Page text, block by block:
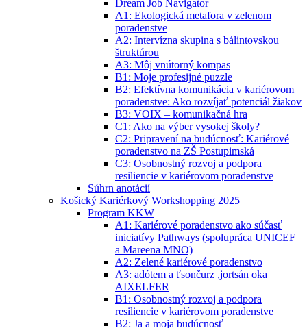
Dream Job Navigator
A1: Ekologická metafora v zelenom
poradenstve
A2: Intervízna skupina s bálintovskou
štruktúrou
A3: Môj vnútorný kompas
B1: Moje profesijné puzzle
B2: Efektívna komunikácia v kariérovom
poradenstve: Ako rozvíjať potenciál žiakov
B3: VOIX – komunikačná hra
C1: Ako na výber vysokej školy?
C2: Pripravení na budúcnosť: Kariérové
poradenstvo na ZŠ Postupimská
C3: Osobnostný rozvoj a podpora
resiliencie v kariérovom poradenstve
Súhrn anotácií
Košický Kariérkový Workshopping 2025
Program KKW
A1: Kariérové poradenstvo ako súčasť
iniciatívy Pathways (spolupráca UNICEF
a Mareena MNO)
A2: Zelené kariérové poradenstvo
A3: adótem a ťsončurz ,jortsán oka
AIXELFER
B1: Osobnostný rozvoj a podpora
resiliencie v kariérovom poradenstve
B2: Ja a moja budúcnosť